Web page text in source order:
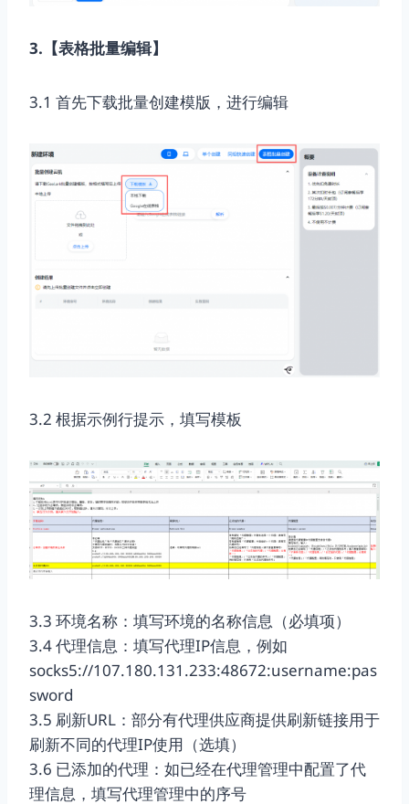
3.【表格批量编辑】
3.1 首先下载批量创建模版，进行编辑
3.2 根据示例行提示，填写模板
3.3 环境名称：填写环境的名称信息（必填项）
3.4 代理信息：填写代理IP信息，例如
socks5://107.180.131.233:48672:username:pas
sword
3.5 刷新URL：部分有代理供应商提供刷新链接用于
刷新不同的代理IP使用（选填）
3.6 已添加的代理：如已经在代理管理中配置了代
理信息，填写代理管理中的序号